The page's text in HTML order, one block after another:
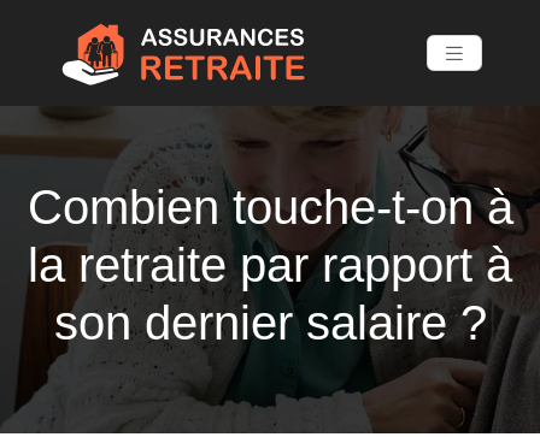
Combien touche-t-on à
la retraite par rapport à
son dernier salaire ?